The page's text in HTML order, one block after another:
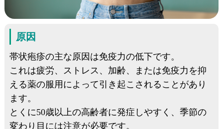
原因
帯状疱疹の主な原因は免疫力の低下です。
これは疲労、ストレス、加齢、または免疫力を抑
える薬の服用によって引き起こされることがあり
ます。
とくに50歳以上の高齢者に発症しやすく、季節の
変わり目には注意が必要です。